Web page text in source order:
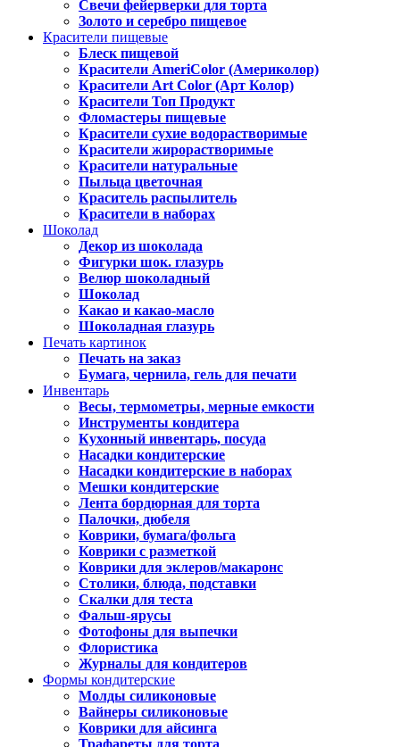
Свечи фейерверки для торта
Золото и серебро пищевое
Красители пищевые
Блеск пищевой
Красители AmeriColor (Америколор)
Красители Art Color (Арт Колор)
Красители Топ Продукт
Фломастеры пищевые
Красители сухие водорастворимые
Красители жирорастворимые
Красители натуральные
Пыльца цветочная
Краситель распылитель
Красители в наборах
Шоколад
Декор из шоколада
Фигурки шок. глазурь
Велюр шоколадный
Шоколад
Какао и какао-масло
Шоколадная глазурь
Печать картинок
Печать на заказ
Бумага, чернила, гель для печати
Инвентарь
Весы, термометры, мерные емкости
Инструменты кондитера
Кухонный инвентарь, посуда
Насадки кондитерские
Насадки кондитерские в наборах
Мешки кондитерские
Лента бордюрная для торта
Палочки, дюбеля
Коврики, бумага/фольга
Коврики с разметкой
Коврики для эклеров/макаронс
Столики, блюда, подставки
Скалки для теста
Фальш-ярусы
Фотофоны для выпечки
Флористика
Журналы для кондитеров
Формы кондитерские
Молды силиконовые
Вайнеры силиконовые
Коврики для айсинга
Трафареты для торта